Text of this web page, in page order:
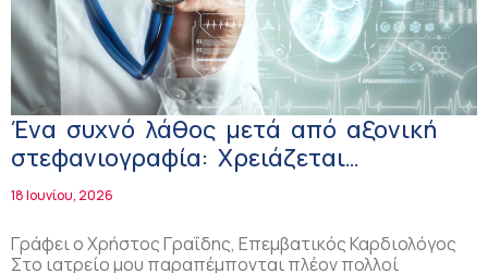
Ένα συχνό λάθος μετά από αξονική
στεφανιογραφία: Xρειάζεται
επεμβατική στεφανιογραφία ή όχι εάν
18 Ιουνίου, 2026
Γράφει ο Χρήστος Γραΐδης, Επεμβατικός Καρδιολόγος
Στο ιατρείο μου παραπέμπονται πλέον πολλοί